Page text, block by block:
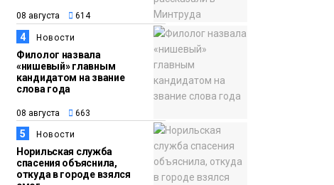
15:11
07 августа
Спорт
Игрок ФК «Норильск»
Артём Антошкин
помог сборной России
взять золото в
футзальном турнире
08 августа 614
4 Новости
Филолог назвала
«нишевый» главным
кандидатом на звание
слова года
08 августа 663
5 Новости
Норильская служба
спасения объяснила,
откуда в городе взялся